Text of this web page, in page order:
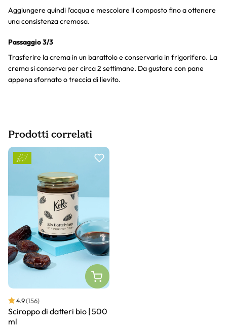
Aggiungere quindi l'acqua e mescolare il composto fino a ottenere
una consistenza cremosa.
Passaggio 3/3
Trasferire la crema in un barattolo e conservarla in frigorifero. La
crema si conserva per circa 2 settimane. Da gustare con pane
appena sfornato o treccia di lievito.
Prodotti correlati
Slider prodotto
4.9(156)
Sciroppo di datteri bio | 500
ml